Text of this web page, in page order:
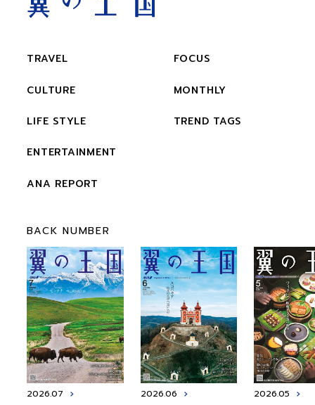
TRAVEL
CULTURE
LIFE STYLE
ENTERTAINMENT
ANA REPORT
FOCUS
MONTHLY
TREND TAGS
BACK NUMBER
2026.07 2026.06 2026.05